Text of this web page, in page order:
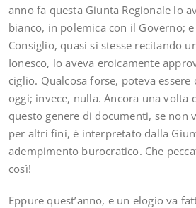
anno fa questa Giunta Regionale lo
bianco, in polemica con il Governo;
Consiglio, quasi si stesse recitando
Ionesco, lo aveva eroicamente
ciglio. Qualcosa forse, poteva
oggi; invece, nulla. Ancora una volta
questo genere di documenti, se non
per altri fini, è interpretato dalla
adempimento burocratico. Che
così!
Eppure quest’anno, e un elogio va